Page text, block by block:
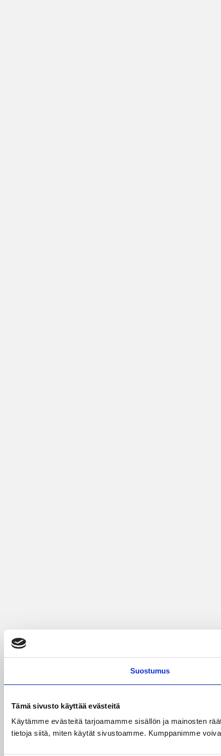
Suostumus
Tämä sivusto käyttää evästeitä
Käytämme evästeitä tarjoamamme sisällön ja mainosten
tietoja siitä, miten käytät sivustoamme. Kumppanimme